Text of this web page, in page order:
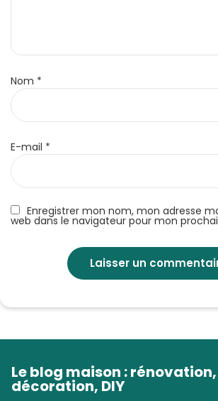
Enregistrer mon nom, mon adresse
web dans le navigateur pour mon
Nom *
E-mail *
Le blog maison : rénovation,
décoration, DIY